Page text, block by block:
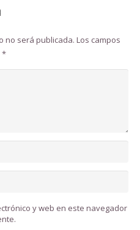
no será publicada. Los campos
*
y web en este navegador